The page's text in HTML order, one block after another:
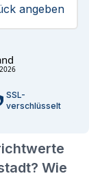
Wie
angeben
2026
SSL-
verschlüsselt